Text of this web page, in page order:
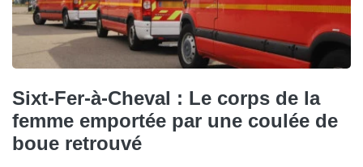
Sixt-Fer-à-Cheval : Le corps de la
femme emportée par une coulée de
boue retrouvé